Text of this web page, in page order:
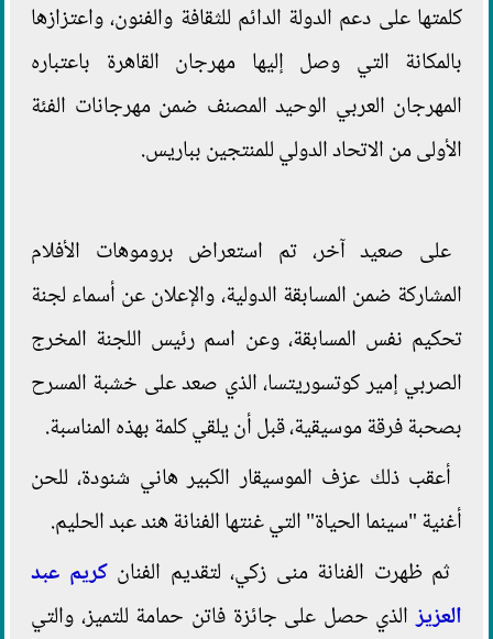
كلمتها على دعم الدولة الدائم للثقافة والفنون، واعتزازها
بالمكانة التي وصل إليها مهرجان القاهرة باعتباره
المهرجان العربي الوحيد المصنف ضمن مهرجانات الفئة
الأولى من الاتحاد الدولي للمنتجين بباريس.
على صعيد آخر، تم استعراض بروموهات الأفلام
المشاركة ضمن المسابقة الدولية، والإعلان عن أسماء لجنة
تحكيم نفس المسابقة، وعن اسم رئيس اللجنة المخرج
الصربي إمير كوتسوريتسا، الذي صعد على خشبة المسرح
بصحبة فرقة موسيقية، قبل أن يلقي كلمة بهذه المناسبة.
أعقب ذلك عزف الموسيقار الكبير هاني شنودة، للحن
أغنية "سينما الحياة" التي غنتها الفنانة هند عبد الحليم.
ثم ظهرت الفنانة منى زكي، لتقديم الفنانكريم عبد
العزيزالذي حصل على جائزة فاتن حمامة للتميز، والتي